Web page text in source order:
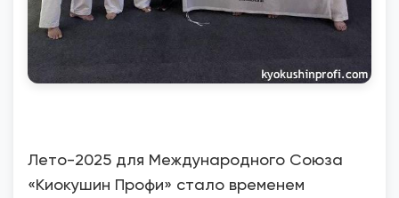
Лето-2025 для Международного Союза
«Киокушин Профи» стало временем